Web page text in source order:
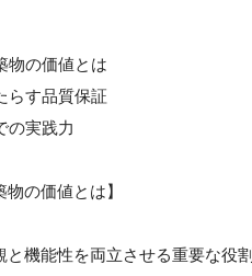
物の価値とは
らす品質保証
の実践力
の価値とは】
と機能性を両立させる重要な役